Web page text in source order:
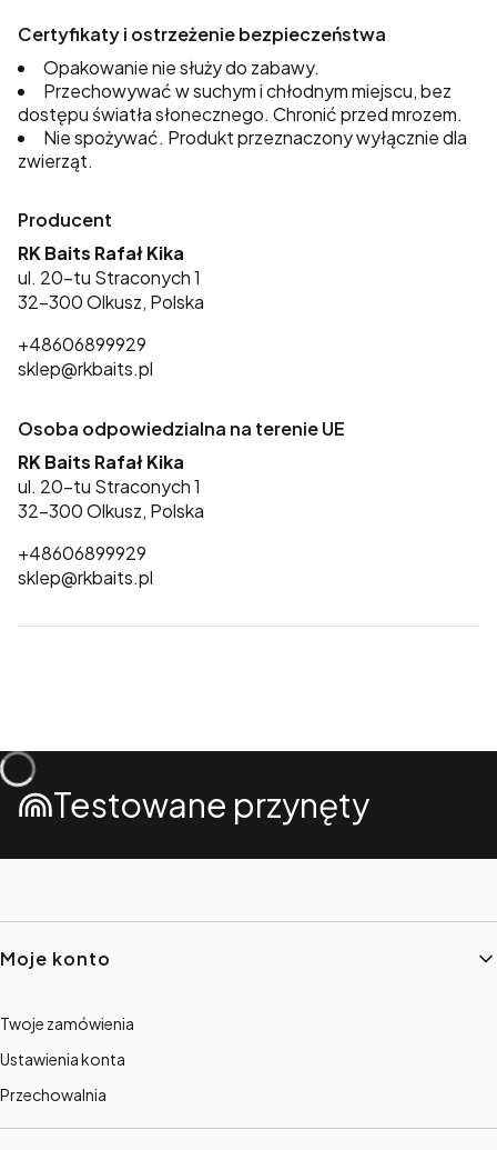
Certyfikaty i ostrzeżenie bezpieczeństwa
Opakowanie nie służy do zabawy.
Przechowywać w suchym i chłodnym miejscu, bez
dostępu światła słonecznego. Chronić przed mrozem.
Nie spożywać. Produkt przeznaczony wyłącznie dla
zwierząt.
Producent
RK Baits Rafał Kika
ul. 20-tu Straconych 1
32-300 Olkusz, Polska
+48606899929
sklep@rkbaits.pl
Osoba odpowiedzialna na terenie UE
RK Baits Rafał Kika
ul. 20-tu Straconych 1
32-300 Olkusz, Polska
+48606899929
sklep@rkbaits.pl
Testowane przynęty
Linki w stopce
Moje konto
Twoje zamówienia
Ustawienia konta
Przechowalnia